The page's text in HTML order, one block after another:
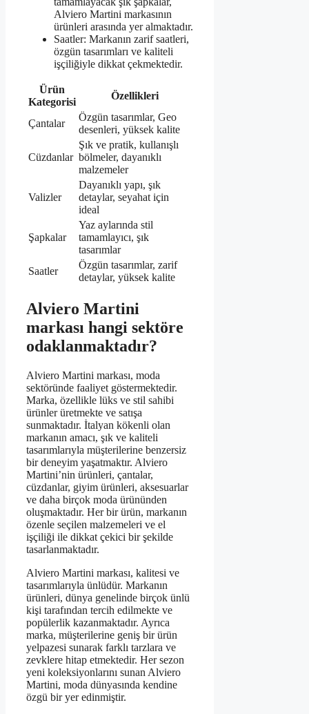
Alviero Martini markasının
ürünleri arasında yer almaktadır.
Saatler: Markanın zarif saatleri,
özgün tasarımları ve kaliteli
işçiliğiyle dikkat çekmektedir.
Ürün
Kategorisi
Özellikleri
Çantalar
Özgün tasarımlar, Geo
desenleri, yüksek kalite
Cüzdanlar
Şık ve pratik, kullanışlı
bölmeler, dayanıklı
malzemeler
Valizler
Dayanıklı yapı, şık
detaylar, seyahat için
ideal
Şapkalar
Yaz aylarında stil
tamamlayıcı, şık
tasarımlar
Saatler
Özgün tasarımlar, zarif
detaylar, yüksek kalite
Alviero Martini
markası hangi sektöre
odaklanmaktadır?
Alviero Martini markası, moda
sektöründe faaliyet göstermektedir.
Marka, özellikle lüks ve stil sahibi
ürünler üretmekte ve satışa
sunmaktadır. İtalyan kökenli olan
markanın amacı, şık ve kaliteli
tasarımlarıyla müşterilerine benzersiz
bir deneyim yaşatmaktır. Alviero
Martini’nin ürünleri, çantalar,
cüzdanlar, giyim ürünleri, aksesuarlar
ve daha birçok moda ürününden
oluşmaktadır. Her bir ürün, markanın
özenle seçilen malzemeleri ve el
işçiliği ile dikkat çekici bir şekilde
tasarlanmaktadır.
Alviero Martini markası, kalitesi ve
tasarımlarıyla ünlüdür. Markanın
ürünleri, dünya genelinde birçok ünlü
kişi tarafından tercih edilmekte ve
popülerlik kazanmaktadır. Ayrıca
marka, müşterilerine geniş bir ürün
yelpazesi sunarak farklı tarzlara ve
zevklere hitap etmektedir. Her sezon
yeni koleksiyonlarını sunan Alviero
Martini, moda dünyasında kendine
özgü bir yer edinmiştir.